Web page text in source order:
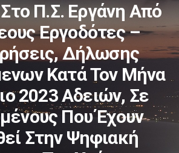
Π.Σ. Εργάνη Από
Εργοδότες –
Δήλωσης
Κατά Τον Μήνα
2023 Αδειών, Σε
Που Έχουν
Στην Ψηφιακή